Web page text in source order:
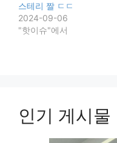
스테리 짤 ㄷㄷ
2024-09-06
"핫이슈"에서
인기 게시물